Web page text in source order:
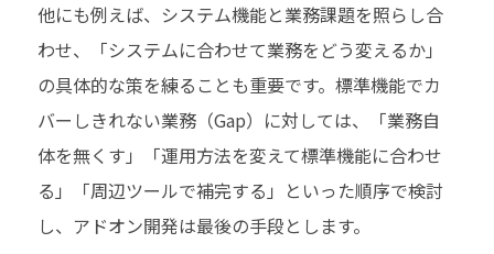
他にも例えば、システム機能と業務課題を照らし合
わせ、「システムに合わせて業務をどう変えるか」
の具体的な策を練ることも重要です。標準機能でカ
バーしきれない業務（Gap）に対しては、「業務自
体を無くす」「運用方法を変えて標準機能に合わせ
る」「周辺ツールで補完する」といった順序で検討
し、アドオン開発は最後の手段とします。